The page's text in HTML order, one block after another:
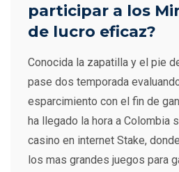
participar a los
de lucro eficaz?
Conocida la zapatilla y el pie
pase dos temporada
esparcimiento con el fin de
ha llegado la hora a Colombia
casino en internet Stake,
los mas grandes juegos para